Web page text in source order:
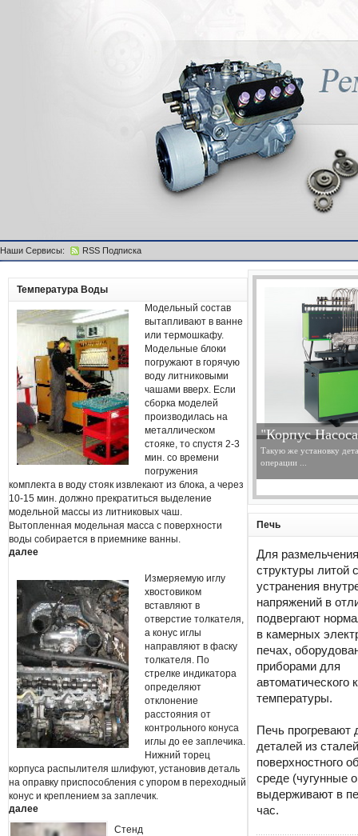
Наши Сервисы: RSS Подписка
Температура Воды
Модельный состав
вытапливают в ванне
или термошкафу.
Модельные блоки
погружают в горячую
воду литниковыми
чашами вверх. Если
сборка моделей
производилась на
металлическом
стояке, то спустя 2-3
мин. со времени
погружения
комплекта в воду стояк извлекают из блока, а через
10-15 мин. должно прекратиться выделение
модельной массы из литниковых чаш.
Вытопленная модельная масса с поверхности
воды собирается в приемнике ванны.
далее
Измеряемую иглу
хвостовиком
вставляют в
отверстие толкателя,
а конус иглы
направляют в фаску
толкателя. По
стрелке индикатора
определяют
отклонение
расстояния от
контрольного конуса
иглы до ее заплечика.
Нижний торец
корпуса распылителя шлифуют, установив деталь
на оправку приспособления с упором в переходный
конус и креплением за заплечик.
далее
Стенд
"Корпус
Такую же установку
операции ...
Печь
Для размельчения
структуры литой
устранения
напряжений в
подвергают
в камерных
печах,
приборами для
автоматического
температуры.
Печь прогревают
деталей из
поверхностного
среде (чугунные
выдерживают в
час.